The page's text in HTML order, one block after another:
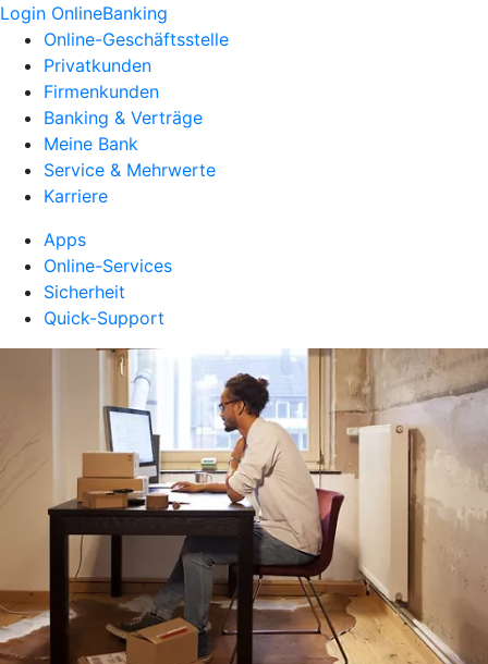
Login OnlineBanking
Online-Geschäftsstelle
Privatkunden
Firmenkunden
Banking & Verträge
Meine Bank
Service & Mehrwerte
Karriere
Apps
Online-Services
Sicherheit
Quick-Support